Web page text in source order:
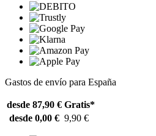
Gastos de envío para España
desde 87,90 € Gratis*
desde 0,00 € 9,90 €